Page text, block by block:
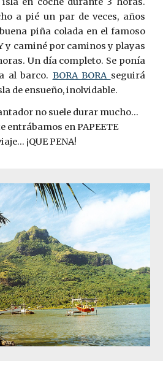
a pié un par de veces, años
piña colada en el famoso
y caminé por caminos y playas
Un día completo. Se ponía
al barco. BORA BORA seguirá
de ensueño, inolvidable.
no suele durar mucho...
entrábamos en PAPEETE
¡QUE PENA!